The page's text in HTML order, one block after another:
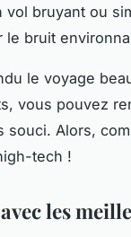
bruyant ou
le bruit
le voyage
vous pouvez
Alors,
tech !
les